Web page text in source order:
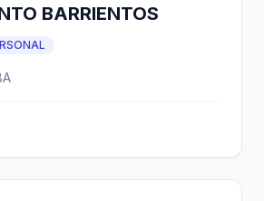
BARRIENTOS